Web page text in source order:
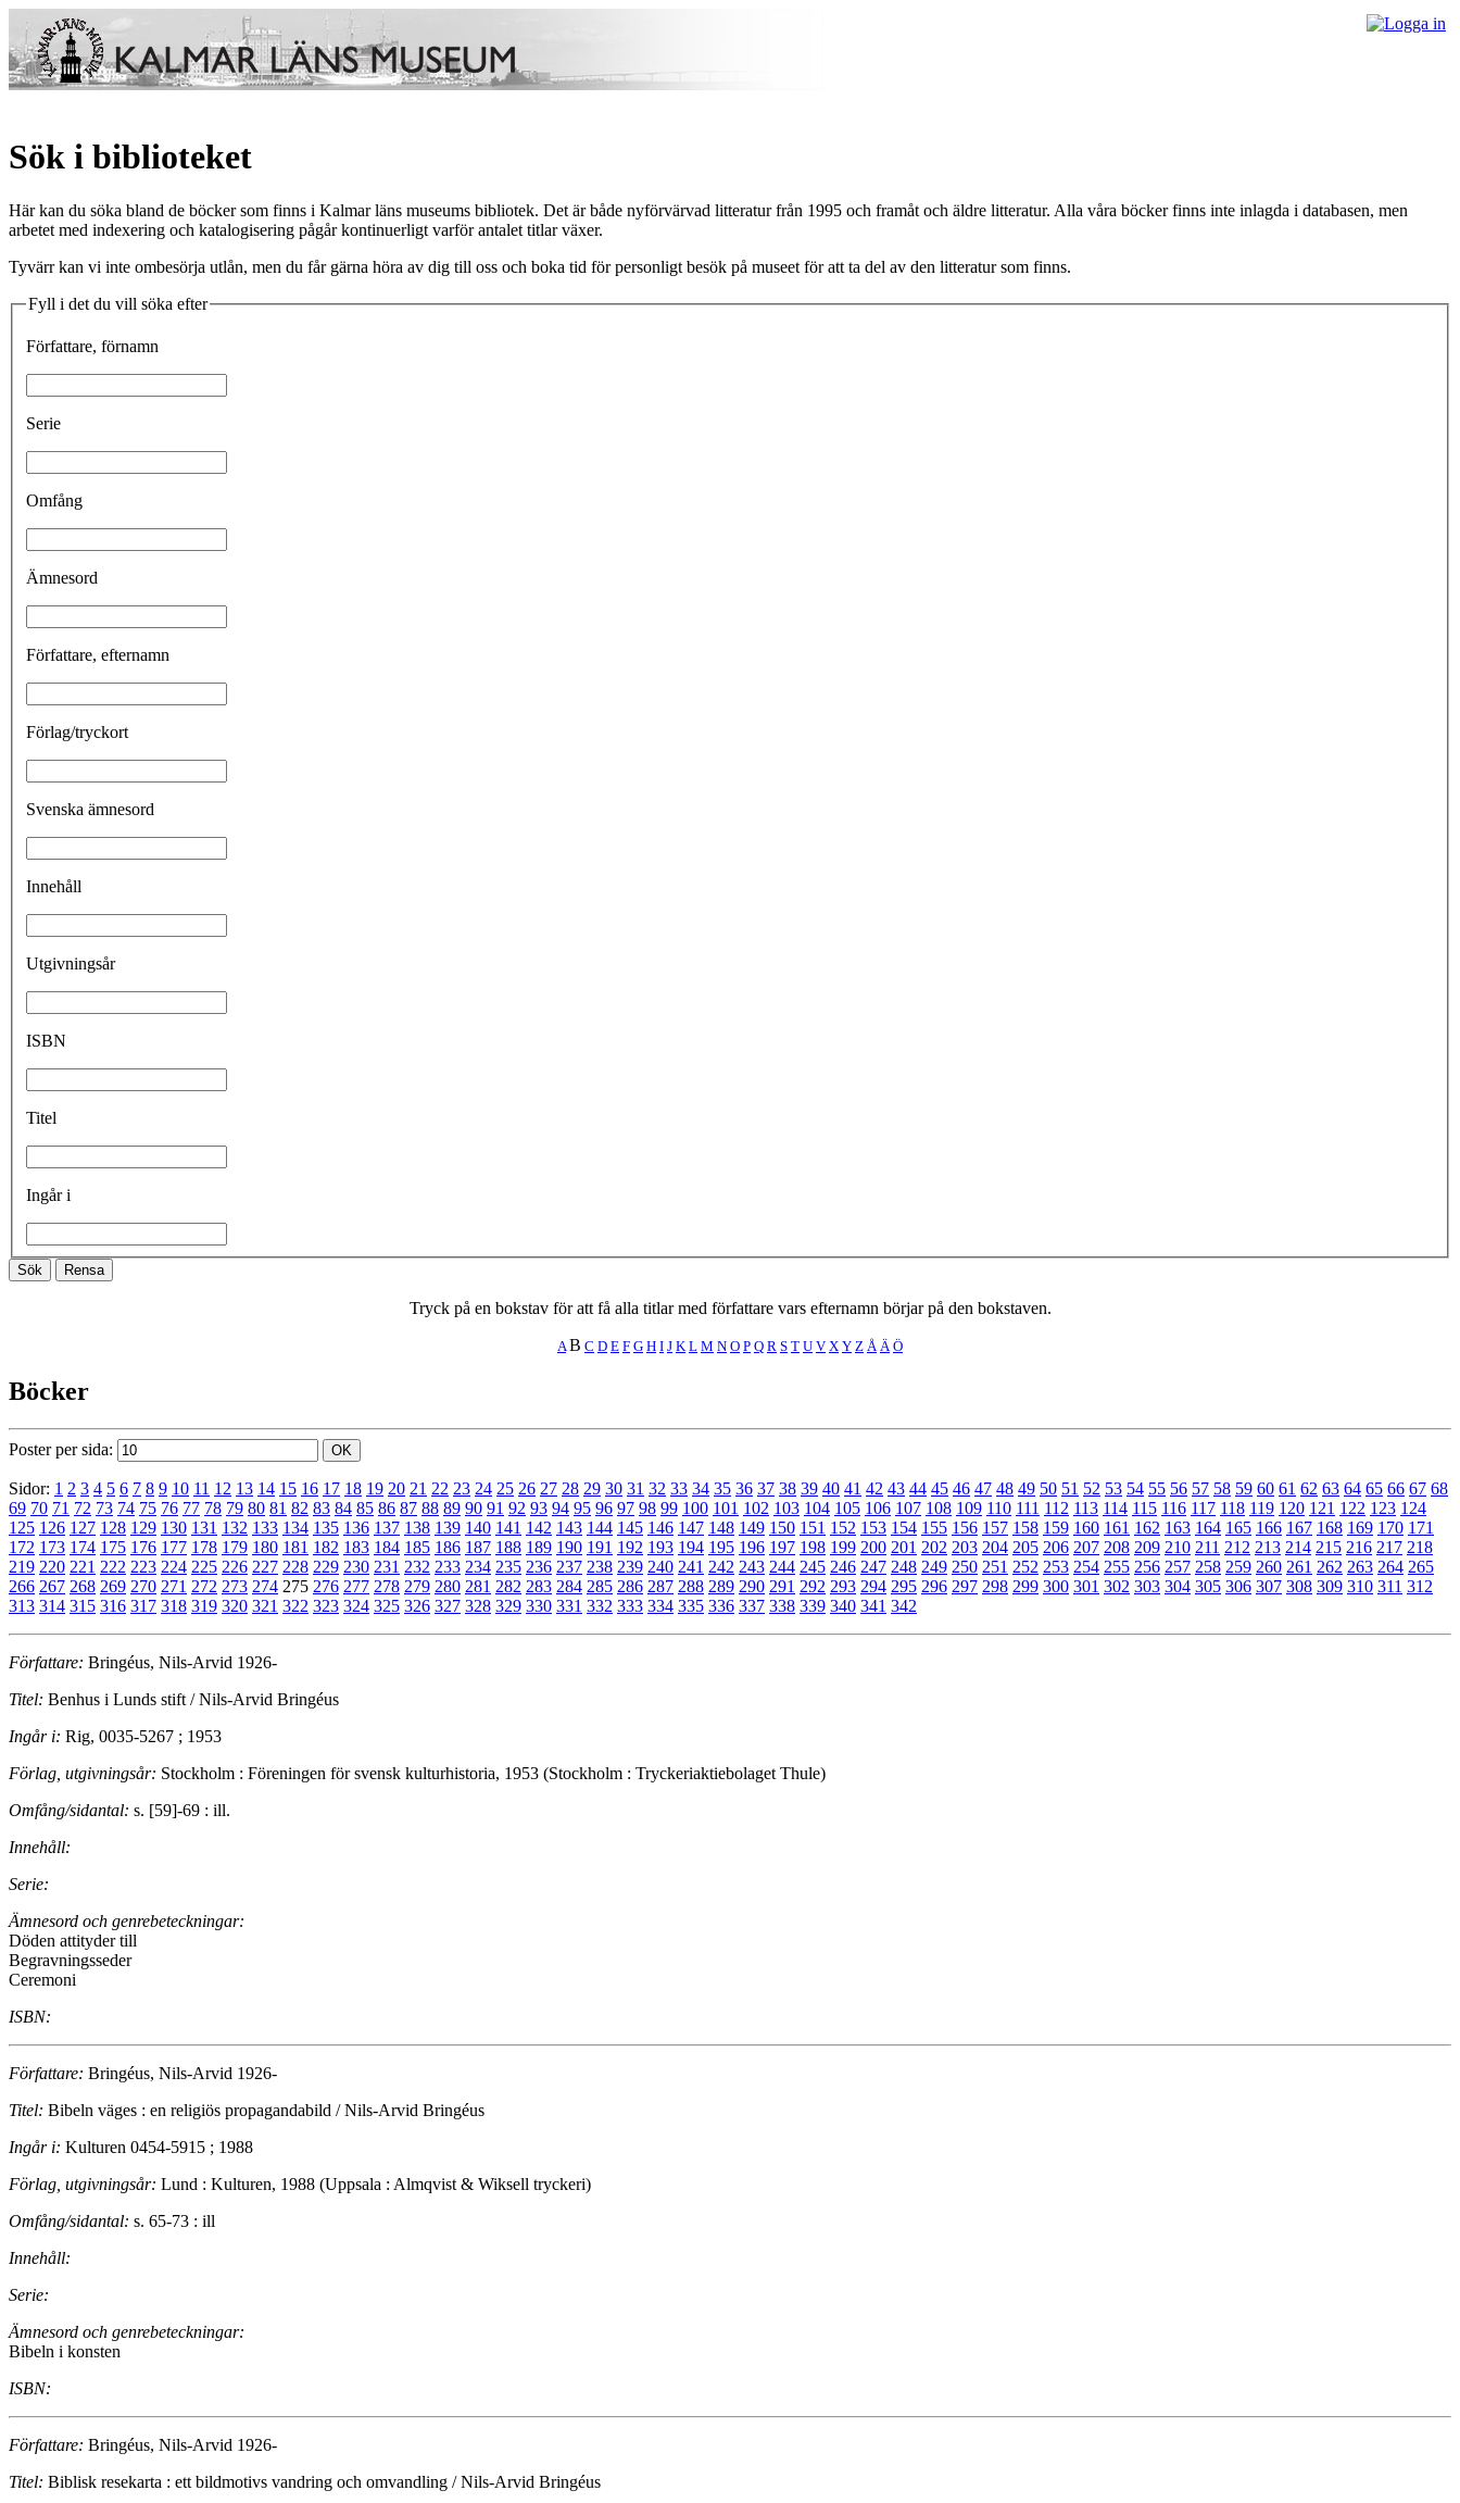
Sök i biblioteket
Här kan du söka bland de böcker som finns i Kalmar läns museums bibliotek. Det är både nyförvärvad litteratur från 1995 och framåt och äldre litteratur. Alla våra böcker finns inte inlagda i databasen, men
arbetet med indexering och katalogisering pågår kontinuerligt varför antalet titlar växer.
Tyvärr kan vi inte ombesörja utlån, men du får gärna höra av dig till oss och boka tid för personligt besök på museet för att ta del av den litteratur som finns.
Fyll i det du vill söka efter
Författare, förnamn
Serie
Omfång
Ämnesord
Författare, efternamn
Förlag/tryckort
Svenska ämnesord
Innehåll
Utgivningsår
ISBN
Titel
Ingår i
Tryck på en bokstav för att få alla titlar med författare vars efternamn börjar på den bokstaven.
A B C D E F G H I J K L M N O P Q R S T U V X Y Z Å Ä Ö
Böcker
Poster per sida:
Sidor: 1 2 3 4 5 6 7 8 9 10 11 12 13 14 15 16 17 18 19 20 21 22 23 24 25 26 27 28 29 30 31 32 33 34 35 36 37 38 39 40 41 42 43 44 45 46 47 48 49 50 51 52 53 54 55 56 57 58 59 60 61 62 63 64 65 66 67 68
69 70 71 72 73 74 75 76 77 78 79 80 81 82 83 84 85 86 87 88 89 90 91 92 93 94 95 96 97 98 99 100 101 102 103 104 105 106 107 108 109 110 111 112 113 114 115 116 117 118 119 120 121 122 123 124
125 126 127 128 129 130 131 132 133 134 135 136 137 138 139 140 141 142 143 144 145 146 147 148 149 150 151 152 153 154 155 156 157 158 159 160 161 162 163 164 165 166 167 168 169 170 171
172 173 174 175 176 177 178 179 180 181 182 183 184 185 186 187 188 189 190 191 192 193 194 195 196 197 198 199 200 201 202 203 204 205 206 207 208 209 210 211 212 213 214 215 216 217 218
219 220 221 222 223 224 225 226 227 228 229 230 231 232 233 234 235 236 237 238 239 240 241 242 243 244 245 246 247 248 249 250 251 252 253 254 255 256 257 258 259 260 261 262 263 264 265
266 267 268 269 270 271 272 273 274 275 276 277 278 279 280 281 282 283 284 285 286 287 288 289 290 291 292 293 294 295 296 297 298 299 300 301 302 303 304 305 306 307 308 309 310 311 312
313 314 315 316 317 318 319 320 321 322 323 324 325 326 327 328 329 330 331 332 333 334 335 336 337 338 339 340 341 342
Författare: Bringéus, Nils-Arvid 1926-
Titel: Benhus i Lunds stift / Nils-Arvid Bringéus
Ingår i: Rig, 0035-5267 ; 1953
Förlag, utgivningsår: Stockholm : Föreningen för svensk kulturhistoria, 1953 (Stockholm : Tryckeriaktiebolaget Thule)
Omfång/sidantal: s. [59]-69 : ill.
Innehåll:
Serie:
Ämnesord och genrebeteckningar:
Döden attityder till
Begravningsseder
Ceremoni
ISBN:
Författare: Bringéus, Nils-Arvid 1926-
Titel: Bibeln väges : en religiös propagandabild / Nils-Arvid Bringéus
Ingår i: Kulturen 0454-5915 ; 1988
Förlag, utgivningsår: Lund : Kulturen, 1988 (Uppsala : Almqvist & Wiksell tryckeri)
Omfång/sidantal: s. 65-73 : ill
Innehåll:
Serie:
Ämnesord och genrebeteckningar:
Bibeln i konsten
ISBN:
Författare: Bringéus, Nils-Arvid 1926-
Titel: Biblisk resekarta : ett bildmotivs vandring och omvandling / Nils-Arvid Bringéus